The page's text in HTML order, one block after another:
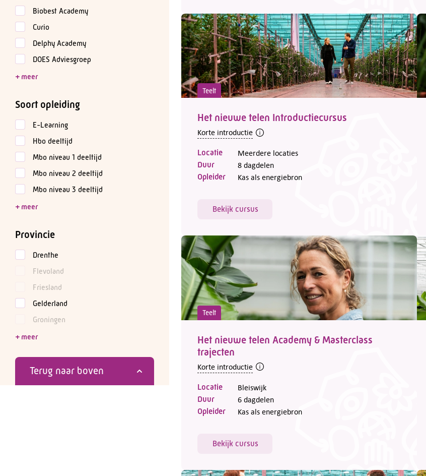
Biobest Academy
Curio
Delphy Academy
DOES Adviesgroep
Soort opleiding
E-Learning
Hbo deeltijd
Mbo niveau 1 deeltijd
Mbo niveau 2 deeltijd
Mbo niveau 3 deeltijd
Provincie
Drenthe
Flevoland
Friesland
Gelderland
Groningen
Terug naar boven
Teelt
Het nieuwe telen Introductiecursus
Korte introductie
Locatie Meerdere locaties
Duur 8 dagdelen
Opleider Kas als energiebron
Bekijk cursus
Teelt
Het nieuwe telen Academy & Masterclass
trajecten
Korte introductie
Locatie Bleiswijk
Duur 6 dagdelen
Opleider Kas als energiebron
Bekijk cursus